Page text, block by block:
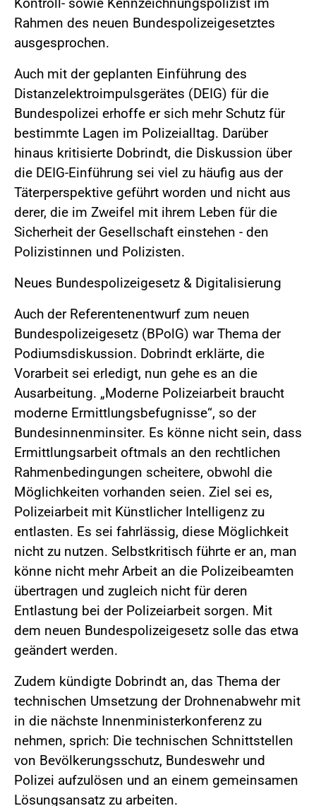
Rahmen des neuen Bundespolizeigesetztes
ausgesprochen.
Auch mit der geplanten Einführung des
Distanzelektroimpulsgerätes (DEIG) für die
Bundespolizei erhoffe er sich mehr Schutz für
bestimmte Lagen im Polizeialltag. Darüber
hinaus kritisierte Dobrindt, die Diskussion über
die DEIG-Einführung sei viel zu häufig aus der
Täterperspektive geführt worden und nicht aus
derer, die im Zweifel mit ihrem Leben für die
Sicherheit der Gesellschaft einstehen - den
Polizistinnen und Polizisten.
Neues Bundespolizeigesetz & Digitalisierung
Auch der Referentenentwurf zum neuen
Bundespolizeigesetz (BPolG) war Thema der
Podiumsdiskussion. Dobrindt erklärte, die
Vorarbeit sei erledigt, nun gehe es an die
Ausarbeitung. „Moderne Polizeiarbeit braucht
moderne Ermittlungsbefugnisse“, so der
Bundesinnenminsiter. Es könne nicht sein, dass
Ermittlungsarbeit oftmals an den rechtlichen
Rahmenbedingungen scheitere, obwohl die
Möglichkeiten vorhanden seien. Ziel sei es,
Polizeiarbeit mit Künstlicher Intelligenz zu
entlasten. Es sei fahrlässig, diese Möglichkeit
nicht zu nutzen. Selbstkritisch führte er an, man
könne nicht mehr Arbeit an die Polizeibeamten
übertragen und zugleich nicht für deren
Entlastung bei der Polizeiarbeit sorgen. Mit
dem neuen Bundespolizeigesetz solle das etwa
geändert werden.
Zudem kündigte Dobrindt an, das Thema der
technischen Umsetzung der Drohnenabwehr mit
in die nächste Innenministerkonferenz zu
nehmen, sprich: Die technischen Schnittstellen
von Bevölkerungsschutz, Bundeswehr und
Polizei aufzulösen und an einem gemeinsamen
Lösungsansatz zu arbeiten.